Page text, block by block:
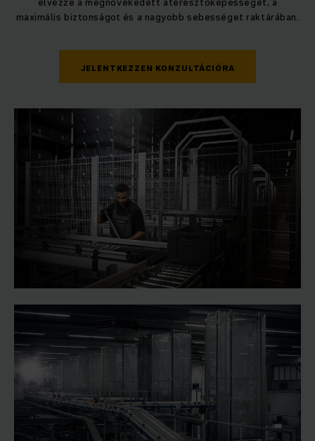
maximális biztonságot és a nagyobb sebességet raktárában.
JELENTKEZZEN KONZULTÁCIÓRA